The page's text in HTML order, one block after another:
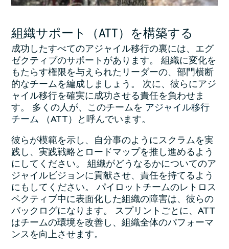
組織サポート（ATT）を構築する
成功したすべてのアジャイル移行の裏には、エグ
ゼクティブのサポートがあります。 組織に変化を
もたらす権限を与えられたリーダーの、部門横断
的なチームを編成しましょう。 次に、彼らにアジ
ャイル移行を確実に成功させる責任を負わせま
す。 多くの人が、このチームを アジャイル移行
チーム （ATT）と呼んでいます。
彼らが模範を示し、自分事のようにスクラムを実
践し、実践戦略とロードマップを推し進めるよう
にしてください。 組織がどうなるかについてのア
ジャイルビジョンに貢献させ、責任を持てるよう
にもしてください。 パイロットチームのレトロス
ペクティブ中に表面化した組織の障害は、彼らの
バックログになります。 スプリントごとに、ATT
はチームの環境を改善し、組織全体のパフォーマ
ンスを向上させます。